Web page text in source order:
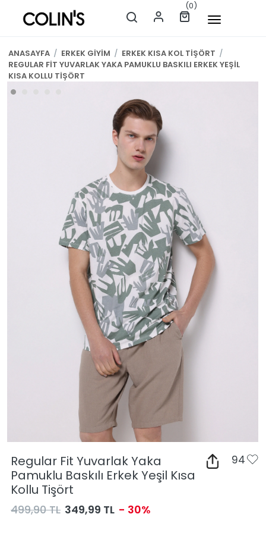
(0)
ANASAYFA / ERKEK GİYİM / ERKEK KISA KOL TİŞÖRT /
REGULAR FİT YUVARLAK YAKA PAMUKLU BASKILI ERKEK YEŞİL
KISA KOLLU TİŞÖRT
Regular Fit Yuvarlak Yaka
Pamuklu Baskılı Erkek Yeşil Kısa
Kollu Tişört
94
499,90 TL 349,99 TL - 30%